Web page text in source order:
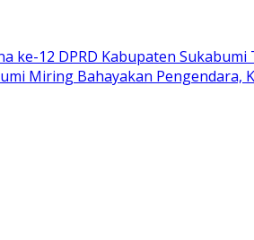
ke-12 DPRD Kabupaten Sukabumi
Miring Bahayakan Pengendara,